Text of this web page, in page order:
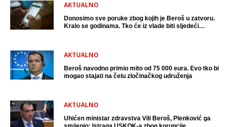
AKTUALNO
Donosimo sve poruke zbog kojih je Beroš u zatvoru.
Kralo se godinama. Tko će iz vlade biti sljedeći
AKTUALNO
Beroš navodno primio mito od 75 000 eura. Evo tko bi
mogao stajati na čelu zločinačkog udruženja
AKTUALNO
Uhićen ministar zdravstva Vili Beroš, Plenković ga